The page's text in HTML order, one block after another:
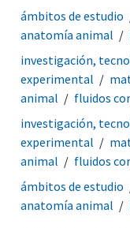
ámbitos de estudio
anatomía animal
investigación,
experimental
animal
fluidos
investigación,
experimental
animal
fluidos
ámbitos de estudio
anatomía animal